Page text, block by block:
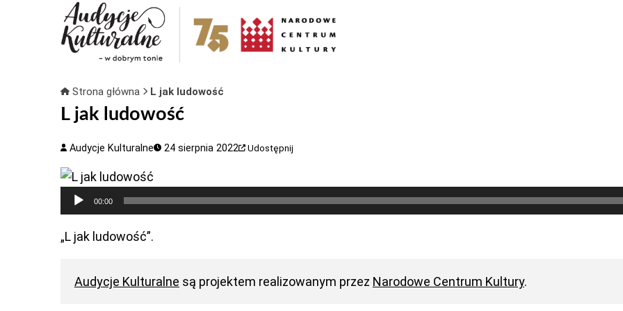
Strona główna L jak ludowość
L jak ludowość
Audycje Kulturalne 24 sierpnia 2022 Udostępnij
Odtwarzacz
plików
dźwiękowych
00:00
„L jak ludowość”.
Audycje Kulturalne są projektem realizowanym przez Narodowe Centrum Kultury.